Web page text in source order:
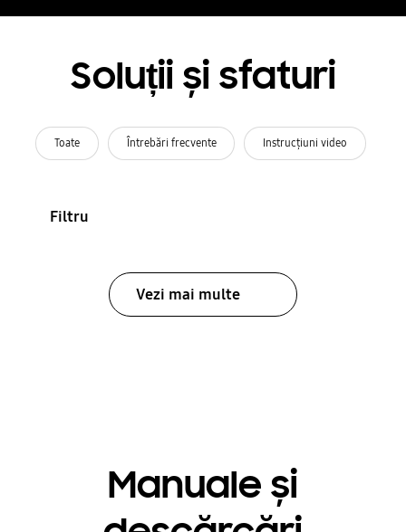
Soluții și sfaturi
Toate Întrebări frecvente Instrucţiuni video
Filtru
Vezi mai multe
Manuale și